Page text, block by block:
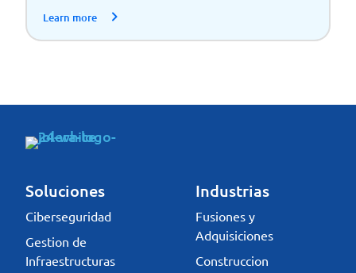
Learn more
Soluciones
Ciberseguridad
Gestion de
Infraestructuras
Industrias
Fusiones y
Adquisiciones
Construccion